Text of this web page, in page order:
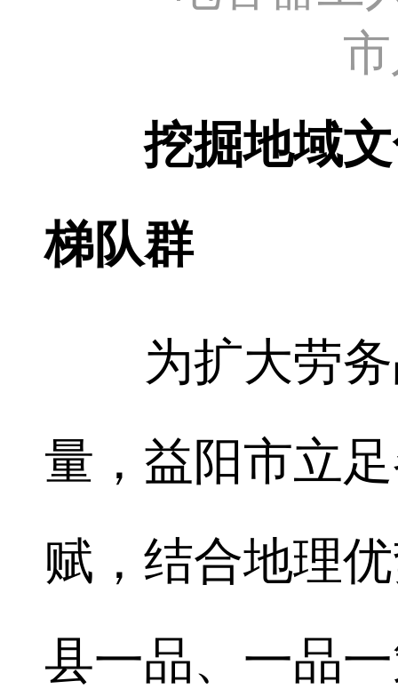
挖掘地域
梯队群
为扩大劳务
量，益阳市立
赋，结合地理
县一品、一品